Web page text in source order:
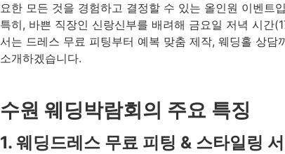
요한 모든 것을 경험하고 결정할 수 있는 올인원 이벤트
특히, 바쁜 직장인 신랑신부를 배려해 금요일 저녁 시간
서는 드레스 무료 피팅부터 예복 맞춤 제작, 웨딩홀 상
소개하겠습니다.
수원 웨딩박람회의 주요 특징
1. 웨딩드레스 무료 피팅 & 스타일링